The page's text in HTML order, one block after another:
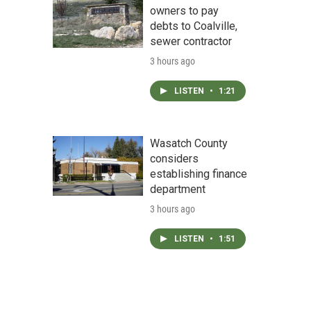
owners to pay
debts to Coalville,
sewer contractor
3 hours ago
LISTEN • 1:21
Wasatch County
considers
establishing finance
department
3 hours ago
LISTEN • 1:51